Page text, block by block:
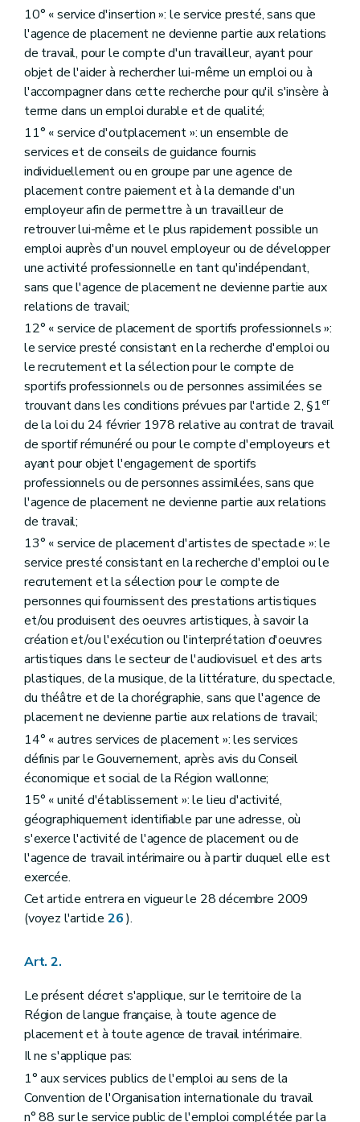
10° « service d'insertion »: le service presté, sans que
l'agence de placement ne devienne partie aux relations
de travail, pour le compte d'un travailleur, ayant pour
objet de l'aider à rechercher lui-même un emploi ou à
l'accompagner dans cette recherche pour qu'il s'insère à
terme dans un emploi durable et de qualité;
11° « service d'outplacement »: un ensemble de
services et de conseils de guidance fournis
individuellement ou en groupe par une agence de
placement contre paiement et à la demande d'un
employeur afin de permettre à un travailleur de
retrouver lui-même et le plus rapidement possible un
emploi auprès d'un nouvel employeur ou de développer
une activité professionnelle en tant qu'indépendant,
sans que l'agence de placement ne devienne partie aux
relations de travail;
12° « service de placement de sportifs professionnels »:
le service presté consistant en la recherche d'emploi ou
le recrutement et la sélection pour le compte de
sportifs professionnels ou de personnes assimilées se
trouvant dans les conditions prévues par l'article 2, §1er
de la loi du 24 février 1978 relative au contrat de travail
de sportif rémunéré ou pour le compte d'employeurs et
ayant pour objet l'engagement de sportifs
professionnels ou de personnes assimilées, sans que
l'agence de placement ne devienne partie aux relations
de travail;
13° « service de placement d'artistes de spectacle »: le
service presté consistant en la recherche d'emploi ou le
recrutement et la sélection pour le compte de
personnes qui fournissent des prestations artistiques
et/ou produisent des oeuvres artistiques, à savoir la
création et/ou l'exécution ou l'interprétation d'oeuvres
artistiques dans le secteur de l'audiovisuel et des arts
plastiques, de la musique, de la littérature, du spectacle,
du théâtre et de la chorégraphie, sans que l'agence de
placement ne devienne partie aux relations de travail;
14° « autres services de placement »: les services
définis par le Gouvernement, après avis du Conseil
économique et social de la Région wallonne;
15° « unité d'établissement »: le lieu d'activité,
géographiquement identifiable par une adresse, où
s'exerce l'activité de l'agence de placement ou de
l'agence de travail intérimaire ou à partir duquel elle est
exercée.
Cet article entrera en vigueur le 28 décembre 2009
(voyez l'article 26).
Art. 2.
Le présent décret s'applique, sur le territoire de la
Région de langue française, à toute agence de
placement et à toute agence de travail intérimaire.
Il ne s'applique pas:
1° aux services publics de l'emploi au sens de la
Convention de l'Organisation internationale du travail
n° 88 sur le service public de l'emploi complétée par la